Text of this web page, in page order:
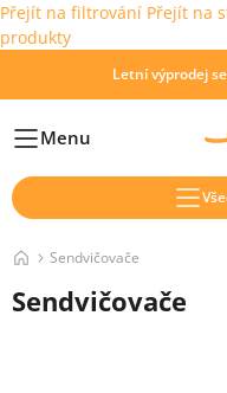
Přejít na filtrování Přejít na
produkty
Letní výprodej
HlavníMenu
Sendvičovače
Sendvičovače